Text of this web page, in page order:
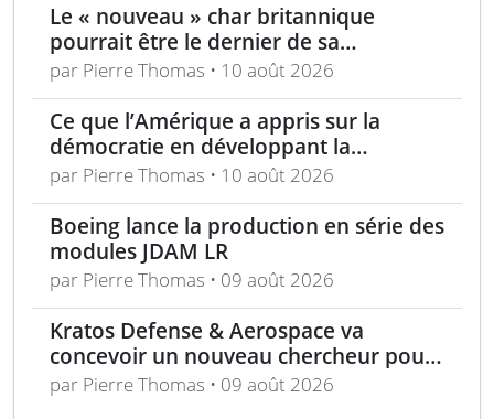
Le « nouveau » char britannique
pourrait être le dernier de sa
génération
par Pierre Thomas • 10 août 2026
Ce que l’Amérique a appris sur la
démocratie en développant la
technologie furtive
par Pierre Thomas • 10 août 2026
Boeing lance la production en série des
modules JDAM LR
par Pierre Thomas • 09 août 2026
Kratos Defense & Aerospace va
concevoir un nouveau chercheur pour
les missiles FGM-148 Javelin
par Pierre Thomas • 09 août 2026